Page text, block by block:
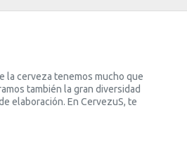
la cerveza tenemos mucho que
también la gran diversidad
elaboración. En CervezuS, te